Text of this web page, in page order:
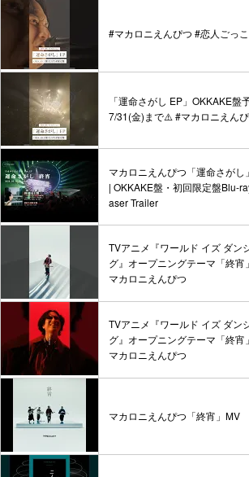
#マカロニえんぴつ #恋人ごっこ
「運命さがし EP」OKKAKE盤
7/31(金)まで⚠️ #マカロニえん
マカロニえんぴつ「運命さがし
| OKKAKE盤・初回限定盤Blu-
aser Trailer
TVアニメ『ワールド イズ ダン
グ』オープニングテーマ「終
マカロニえんぴつ
TVアニメ『ワールド イズ ダン
グ』オープニングテーマ「終
マカロニえんぴつ
マカロニえんぴつ「終宵」MV